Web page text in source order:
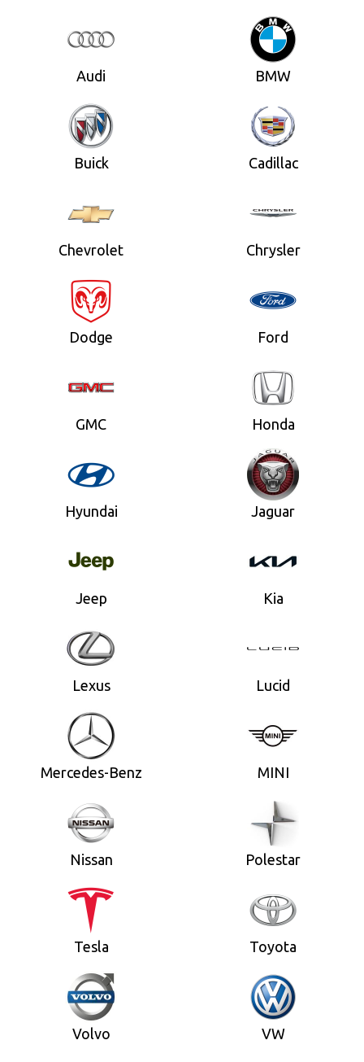
Audi BMW
Buick Cadillac
Chevrolet Chrysler
Dodge Ford
GMC Honda
Hyundai Jaguar
Jeep Kia
Lexus Lucid
Mercedes-Benz MINI
Nissan Polestar
Tesla Toyota
Volvo VW